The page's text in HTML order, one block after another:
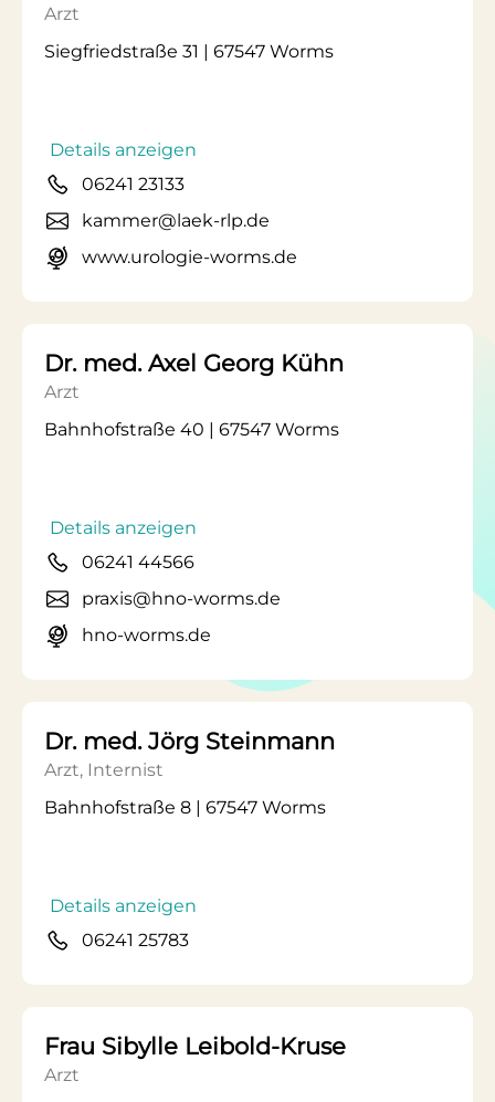
Arzt
Siegfriedstraße 31 | 67547 Worms
Details anzeigen
06241 23133
kammer@laek-rlp.de
www.urologie-worms.de
Dr. med. Axel Georg Kühn
Arzt
Bahnhofstraße 40 | 67547 Worms
Details anzeigen
06241 44566
praxis@hno-worms.de
hno-worms.de
Dr. med. Jörg Steinmann
Arzt, Internist
Bahnhofstraße 8 | 67547 Worms
Details anzeigen
06241 25783
Frau Sibylle Leibold-Kruse
Arzt